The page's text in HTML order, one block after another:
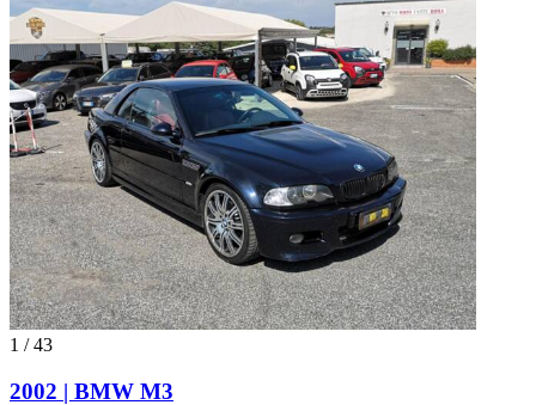
1 /43
2002 | BMW M3